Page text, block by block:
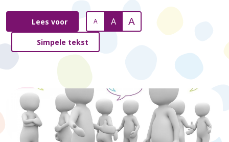
Lees voor A A A
Simpele tekst